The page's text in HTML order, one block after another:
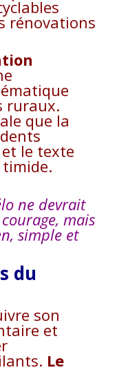
rénovations
ruraux.
que la
le texte
ne devrait
mais
simple et
du
son
et
Le